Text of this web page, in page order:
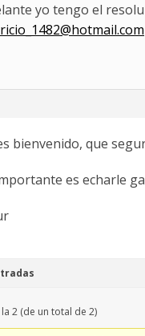
yo tengo el
bienvenido, que
es echarle
2 (de un total de 2)